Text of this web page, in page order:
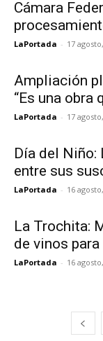
Cámara
LaPortada - 17
Ampliación
“Es una obra
LaPortada - 17
Día del
entre sus
LaPortada - 16
La Trochita:
de vinos para
LaPortada - 16